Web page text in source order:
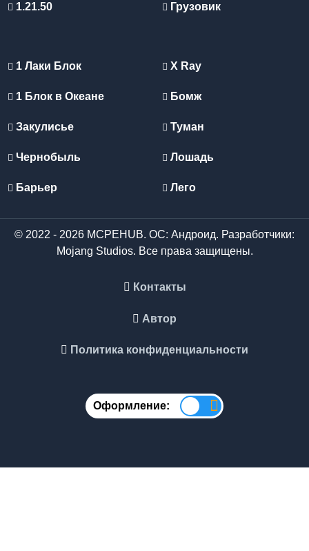
1.21.50 Грузовик
1 Лаки Блок
1 Блок в Океане
Закулисье
Чернобыль
Барьер
X Ray
Бомж
Туман
Лошадь
Лего
© 2022 - 2026 MCPEHUB. ОС: Андроид. Разработчики:
Mojang Studios. Все права защищены.
Контакты
Автор
Политика конфиденциальности
Оформление: